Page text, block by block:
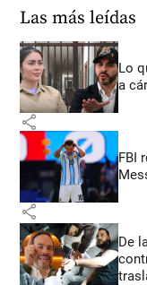
Las más leídas
Lo
a
share
FBI
share
De